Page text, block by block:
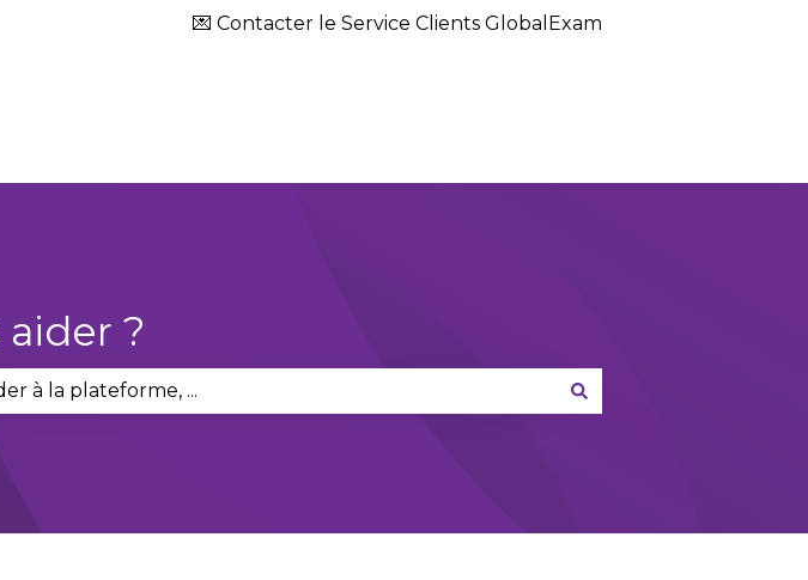
💌 Contacter le Service Clients GlobalExam
?